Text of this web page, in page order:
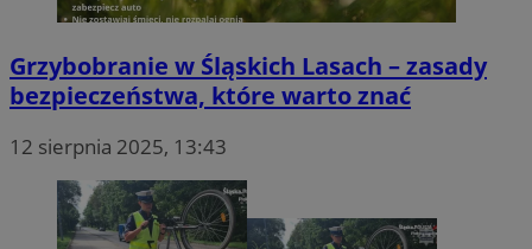
Grzybobranie w Śląskich Lasach – zasady
bezpieczeństwa, które warto znać
12 sierpnia 2025, 13:43